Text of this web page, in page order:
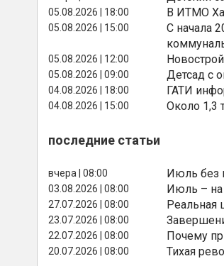
05.08.2026 | 18:00 В ИТМО
05.08.2026 | 15:00
С начала
05.08.2026 | 12:00
05.08.2026 | 09:00 Детсад с
04.08.2026 | 18:00 ГАТИ
04.08.2026 | 15:00 Около 1,3
последние статьи
вчера | 08:00 Июль без
03.08.2026 | 08:00 Июль – на
27.07.2026 | 08:00 Реальная
23.07.2026 | 08:00
22.07.2026 | 08:00 Почему
20.07.2026 | 08:00 Тихая